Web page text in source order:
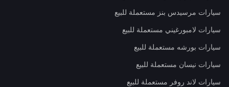
سيارات مرسيدس بنز مستعملة للبيع
سيارات لامبورغيني مستعملة للبيع
سيارات بورشه مستعملة للبيع
سيارات نيسان مستعملة للبيع
سيارات لاند روفر مستعملة للبيع